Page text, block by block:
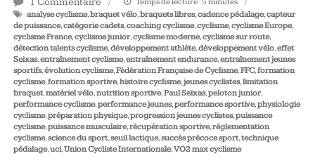
analyse cyclisme,braquet vélo,braquets libres,cadence pédalage,capteur
de puissance,catégorie cadets,coaching cyclisme,cyclisme,cyclisme Europe,
cyclisme France,cyclisme junior,cyclisme moderne,cyclisme sur route,
détection talents cyclisme,développement athlète,développement vélo,effet
Seixas,entraînement cyclisme,entraînement endurance,entraînement jeunes
sportifs,évolution cyclisme,Fédération Française de Cyclisme,FFC,formation
cyclisme,formation sportive,histoire cyclisme,jeunes cyclistes,limitation
braquet,matériel vélo,nutrition sportive,Paul Seixas,peloton junior,
performance cyclisme,performance jeunes,performance sportive,physiologie
cyclisme,préparation physique,progression jeunes cyclistes,puissance
cyclisme,puissance musculaire,récupération sportive,réglementation
cyclisme,science du sport,seuil lactique,succès précoce sport,technique
pédalage,uci,Union Cycliste Internationale,VO2 max cyclisme